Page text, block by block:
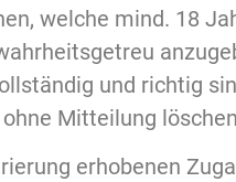
welche mind. 18
und richtig
Mitteilung
erhobenen